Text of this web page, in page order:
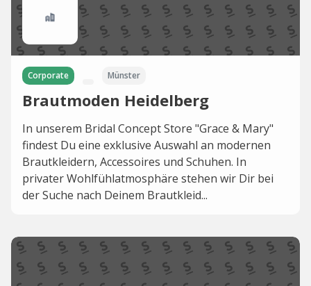
Corporate Münster
Brautmoden Heidelberg
In unserem Bridal Concept Store "Grace & Mary"
findest Du eine exklusive Auswahl an modernen
Brautkleidern, Accessoires und Schuhen. In
privater Wohlfühlatmosphäre stehen wir Dir bei
der Suche nach Deinem Brautkleid...